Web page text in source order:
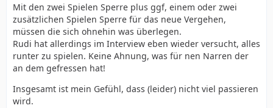
Mit den zwei Spielen Sperre plus ggf, einem oder zwei
zusätzlichen Spielen Sperre für das neue Vergehen,
müssen die sich ohnehin was überlegen.
Rudi hat allerdings im Interview eben wieder versucht, alles
runter zu spielen. Keine Ahnung, was für nen Narren der
an dem gefressen hat!
Insgesamt ist mein Gefühl, dass (leider) nicht viel passieren
wird.